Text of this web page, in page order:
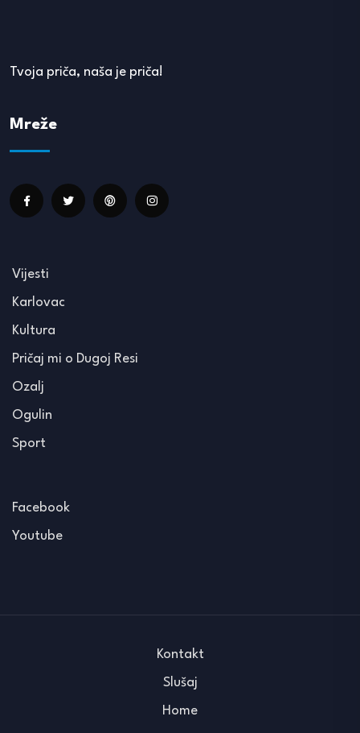
Tvoja priča, naša je priča!
Mreže
Vijesti
Karlovac
Kultura
Pričaj mi o Dugoj Resi
Ozalj
Ogulin
Sport
Facebook
Youtube
Kontakt
Slušaj
Home